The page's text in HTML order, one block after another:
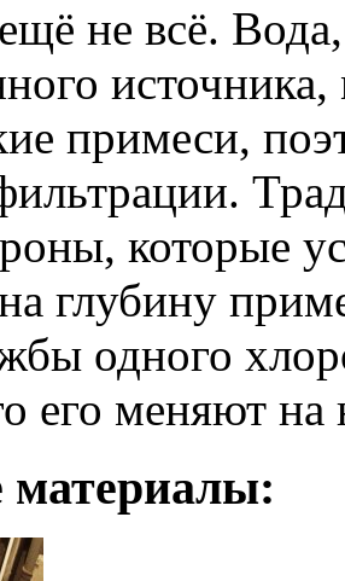
не всё.
примеси,
которые
глубину
одного
его меняют
материалы: